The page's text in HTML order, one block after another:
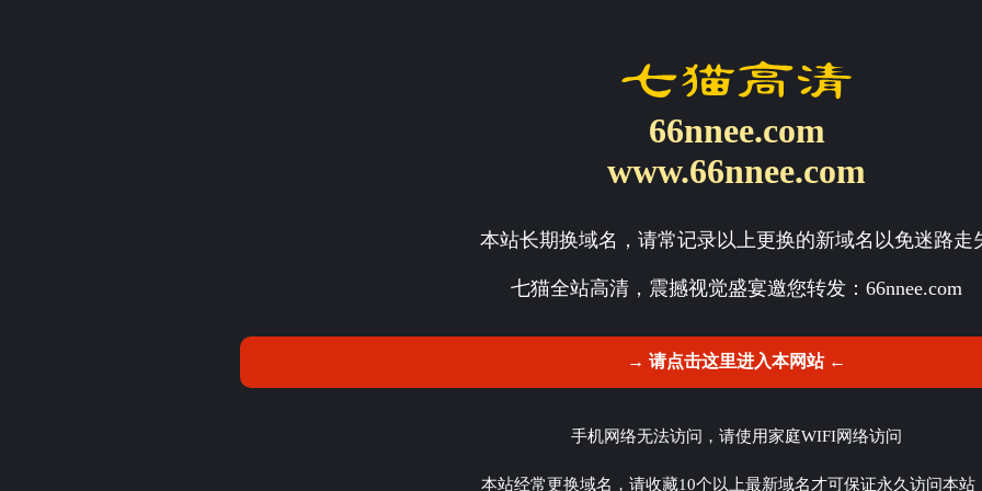
66nnee.com
www.66nnee.com
本站长期换域名，请常记录以上更换的新域名以免迷路走
七猫全站高清，震撼视觉盛宴邀您转发： 66nnee.com
→ 请点击这里进入本网站 ←
手机网络无法访问，请使用家庭WIFI网络访问
本站经常更换域名，请收藏10个以上最新域名才可保证永久访问本站